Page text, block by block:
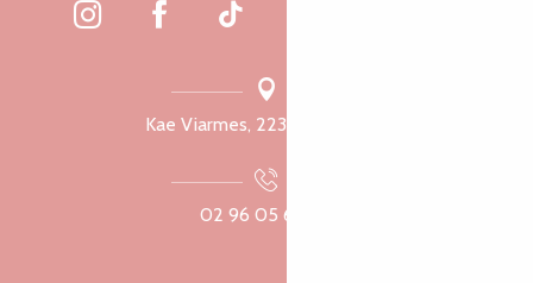
Kae Viarmes, 22300 Lannuon
02 96 05 60 70